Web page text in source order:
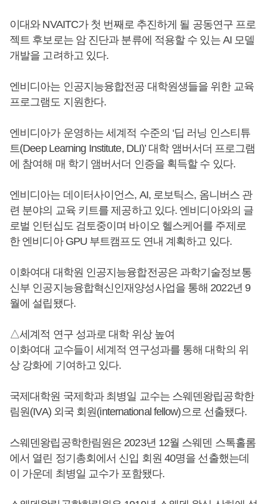
이대와 NVAITC가 첫 번째로 추진하게 될 공동연구 프로
젝트 후보로는 암 진단과 분류에 적용할 수 있는 AI 모델
개발을 고려하고 있다.
엔비디아는 인공지능융합전공 대학원생들을 위한 교육
프로그램도 지원한다.
엔비디아가 운영하는 세계적 수준의 ‘딥 러닝 인스티튜
트(Deep Learning Institute, DLI)’ 대학 앰버서더 프로그램
에 참여해 매 학기 앰버서더 인증을 획득할 수 있다.
엔비디아는 데이터사이언스, AI, 로보틱스, 옴니버스 관
련 분야의 교육 키트를 제공하고 있다. 엔비디아와의 글
로벌 인턴십도 검토중이며 바이오 헬스케어를 주제로
한 엔비디아 GPU 부트캠프도 연내 계획하고 있다.
이화여대 대학원 인공지능융합전공은 과학기술정보통
신부 인공지능융합혁신인재양성사업을 통해 2022년 9
월에 설립됐다.
△세계적 연구 성과로 대학 위상 높여
이화여대 교수들이 세계적 연구성과를 통해 대학의 위
상 강화에 기여하고 있다.
국제대학원 국제학과 최병일 교수는 스웨덴왕립공학한
림원(IVA) 외국 회원(international fellow)으로 선출됐다.
스웨덴왕립공학한림원은 2023년 12월 스웨덴 스톡홀롬
에서 열린 정기총회에서 신입 회원 40명을 선출했는데
이 가운데 최병일 교수가 포함됐다.